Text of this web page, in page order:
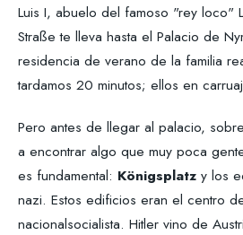
Luis I, abuelo del famoso "rey loco"
Straße te lleva hasta el Palacio de
residencia de verano de la familia
tardamos 20 minutos; ellos en
Pero antes de llegar al palacio,
a encontrar algo que muy poca
es fundamental: Königsplatz y los
nazi. Estos edificios eran el centro
nacionalsocialista. Hitler vino de